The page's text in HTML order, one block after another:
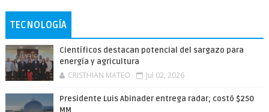
TECNOLOGÍA
Científicos destacan potencial del sargazo para
energía y agricultura
CRISTHIAN MATEO Jul 02, 2026
Presidente Luis Abinader entrega radar; costó $250